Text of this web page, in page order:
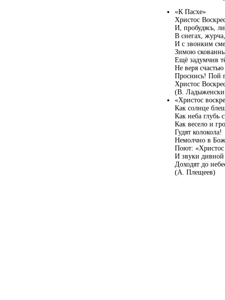
«К Пасхе»
Христос
И, пробудясь,
В снегах,
И с звонким
Зимою
Ещё задумчив
Не веря
Проснись! Пой
Христос
(В.
«Хрис­тос
Как солнце
Как неба глубь
Как весело и
Гудят колокола!
Немолчно в
Поют: «Христос
И звуки дивной
Доходят до
(А. Плещеев)